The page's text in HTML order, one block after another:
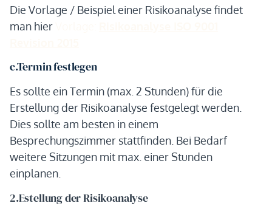
Die Vorlage / Beispiel einer Risikoanalyse findet
man hier
c.Termin festlegen
Es sollte ein Termin (max. 2 Stunden) für die
Erstellung der Risikoanalyse festgelegt werden.
Dies sollte am besten in einem
Besprechungszimmer stattfinden. Bei Bedarf
weitere Sitzungen mit max. einer Stunden
einplanen.
2.Estellung der Risikoanalyse